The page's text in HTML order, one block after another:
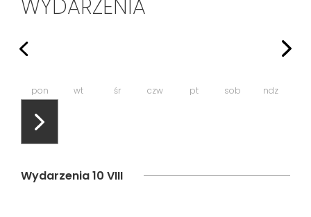
WYDARZENIA
Wydarzenia 10 VIII
pon wt śr czw pt sob ndz